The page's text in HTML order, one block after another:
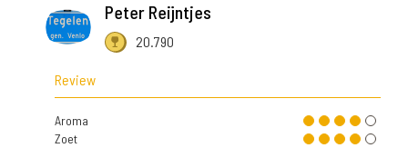
Peter Reijntjes
20.790
Review
Aroma
Zoet